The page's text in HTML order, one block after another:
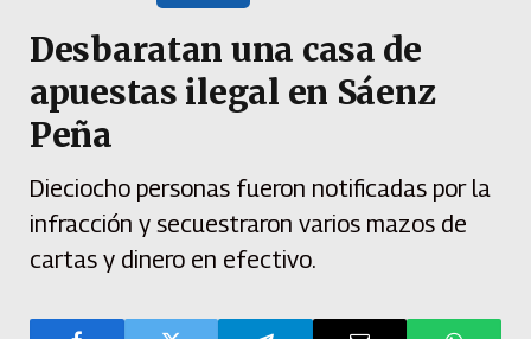
Desbaratan una casa de
apuestas ilegal en Sáenz
Peña
Dieciocho personas fueron notificadas por la
infracción y secuestraron varios mazos de
cartas y dinero en efectivo.